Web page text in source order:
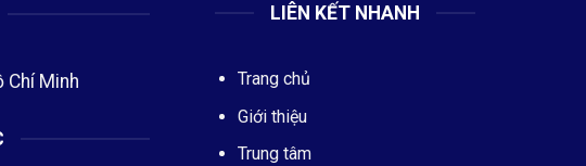
Chí Minh
LIÊN KẾT NHANH
Trang chủ
Giới thiệu
Trung tâm